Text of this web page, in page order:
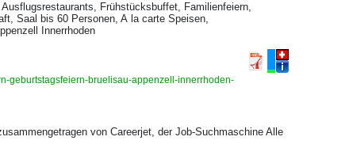
Frühstücksbuffet, Familienfeiern,
Saal bis 60 Personen, A la carte Speisen,
Innerrhoden
geburtstagsfeiern-bruelisau-appenzell-innerrhoden-
von Careerjet, der Job-Suchmaschine Alle